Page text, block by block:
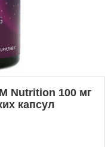
Nutrition 100 мг
капсул